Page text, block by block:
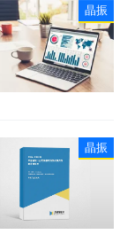
晶振
晶振